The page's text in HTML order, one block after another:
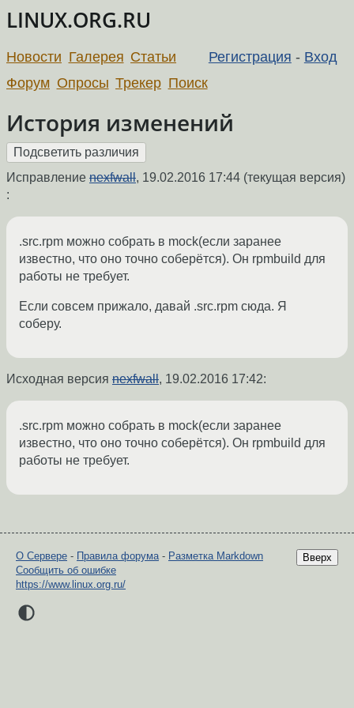
LINUX.ORG.RU
Регистрация - Вход
Новости Галерея Статьи
Форум Опросы Трекер Поиск
История изменений
Исправление nexfwall, 19.02.2016 17:44 (текущая версия)
:
.src.rpm можно собрать в mock(если заранее
известно, что оно точно соберётся). Он rpmbuild для
работы не требует.
Если совсем прижало, давай .src.rpm сюда. Я
соберу.
Исходная версия nexfwall, 19.02.2016 17:42:
.src.rpm можно собрать в mock(если заранее
известно, что оно точно соберётся). Он rpmbuild для
работы не требует.
Вверх
О Сервере - Правила форума- Разметка Markdown
Сообщить об ошибке
https://www.linux.org.ru/